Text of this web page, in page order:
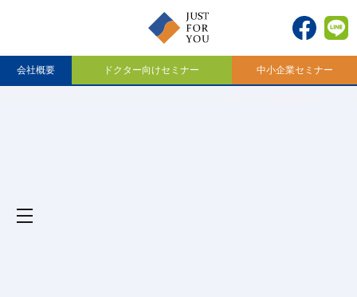
toggle
navigation
会社概要 ドクター向けセミナー 中小企業セミナー
のお知らせ】8月8日（土）～8月16日（日）は夏季休業とさせていただき